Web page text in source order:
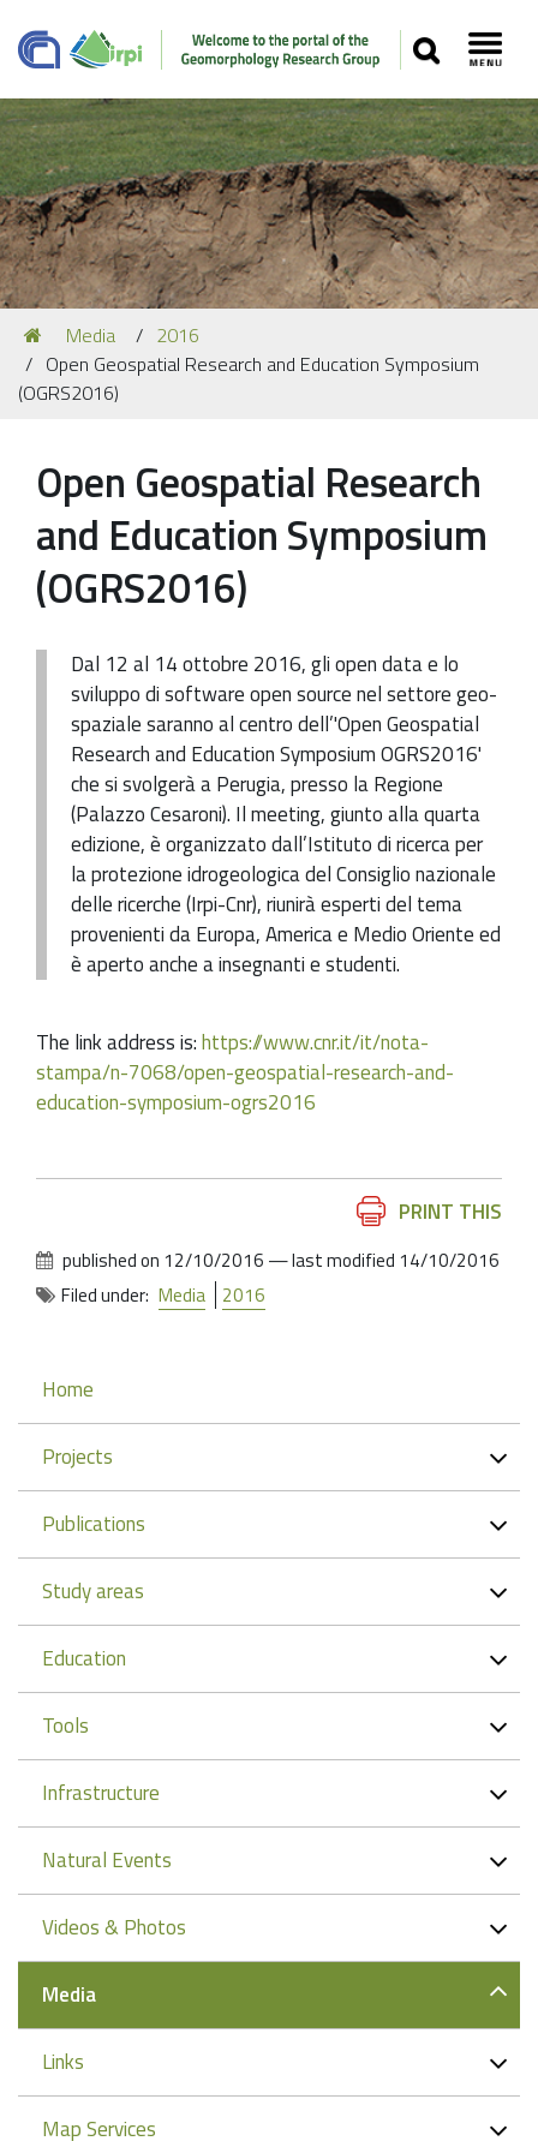
SEARCH
Navigation
Our Location
You
are
here:
Media
2016
Open Geospatial Research and Education Symposium
(OGRS2016)
Open Geospatial Research
and Education Symposium
(OGRS2016)
Dal 12 al 14 ottobre 2016, gli open data e lo
sviluppo di software open source nel settore geo-
spaziale saranno al centro dell’'Open Geospatial
Research and Education Symposium OGRS2016'
che si svolgerà a Perugia, presso la Regione
(Palazzo Cesaroni). Il meeting, giunto alla quarta
edizione, è organizzato dall’Istituto di ricerca per
la protezione idrogeologica del Consiglio nazionale
delle ricerche (Irpi-Cnr), riunirà esperti del tema
provenienti da Europa, America e Medio Oriente ed
è aperto anche a insegnanti e studenti.
The link address is:https://www.cnr.it/it/nota-
stampa/n-7068/open-geospatial-research-and-
education-symposium-ogrs2016
PRINT THIS
published on 12/10/2016 —last modified 14/10/2016
Filed under: Media 2016
Navigation
Home
Projects
Publications
Study areas
Education
Tools
Infrastructure
Natural Events
Videos & Photos
Media
Links
Map Services